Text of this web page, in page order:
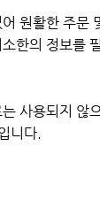
원활한 주문
한의 정보를
사용되지 않
니다.